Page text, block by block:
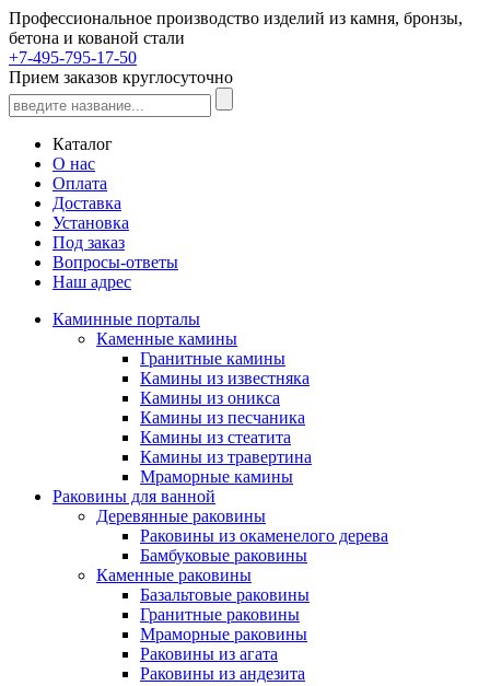
Профессиональное производство изделий из камня, бронзы,
бетона и кованой стали
+7-495-795-17-50
Прием заказов круглосуточно
Каталог
О нас
Оплата
Доставка
Установка
Под заказ
Вопросы-ответы
Наш адрес
Каминные порталы
Каменные камины
Гранитные камины
Камины из известняка
Камины из оникса
Камины из песчаника
Камины из стеатита
Камины из травертина
Мраморные камины
Раковины для ванной
Деревянные раковины
Раковины из окаменелого дерева
Бамбуковые раковины
Каменные раковины
Базальтовые раковины
Гранитные раковины
Мраморные раковины
Раковины из агата
Раковины из андезита